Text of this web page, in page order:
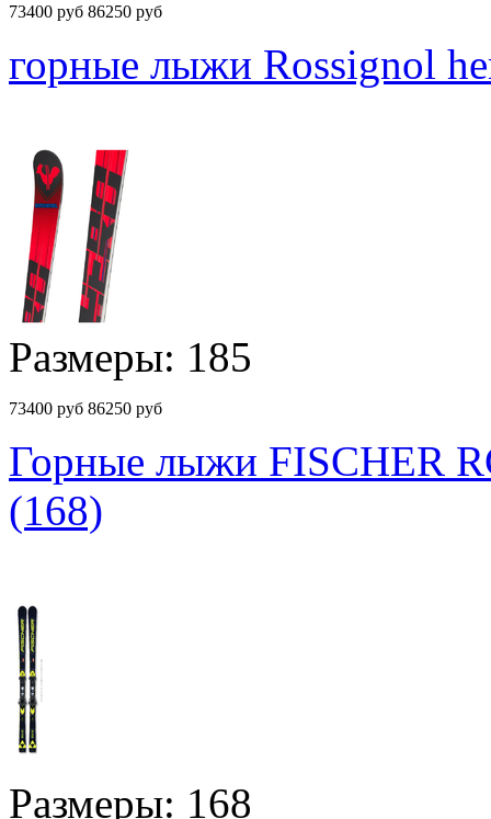
73400 руб 86250 руб
горные лыжи Rossignol
Размеры: 185
73400 руб 86250 руб
Горные лыжи FISCHER
(168)
Размеры: 168